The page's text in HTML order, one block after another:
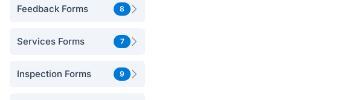
Feedback Forms 8
Services Forms 7
Inspection Forms 9